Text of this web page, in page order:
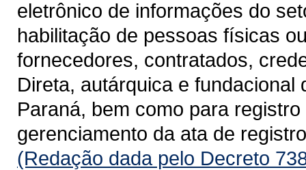
eletrônico de informações do
habilitação de pessoas físicas
fornecedores, contratados,
Direta, autárquica e
Paraná, bem como para
gerenciamento da ata de
(Redação dada pelo Decreto